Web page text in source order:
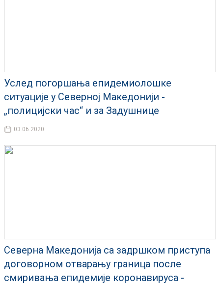
Услед погоршања епидемиолошке
ситуације у Северној Македонији -
„полицијски час“ и за Задушнице
03.06.2020
Северна Македонија са задршком приступа
договорном отварању граница после
смиривања епидемије коронавируса -